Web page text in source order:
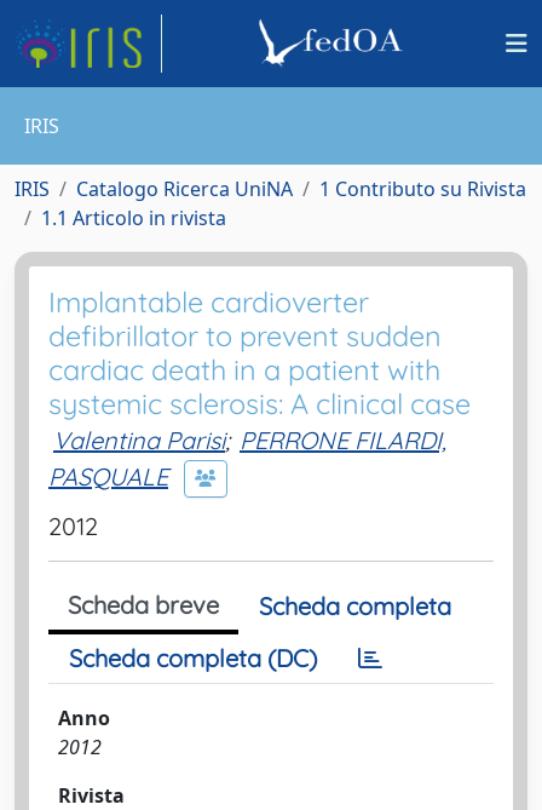
IRIS
IRIS Catalogo Ricerca UniNA
1 Contributo su Rivista
1.1 Articolo in rivista
Implantable cardioverter
defibrillator to prevent sudden
cardiac death in a patient with
systemic sclerosis: A clinical case
Valentina Parisi; PERRONE FILARDI,
PASQUALE
2012
Scheda breve
Scheda completa
Scheda completa (DC)
Anno
2012
Rivista